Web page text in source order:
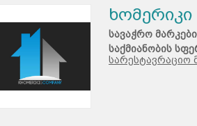
სავაჭრო
საქმიანობის
სარესტავრაციო